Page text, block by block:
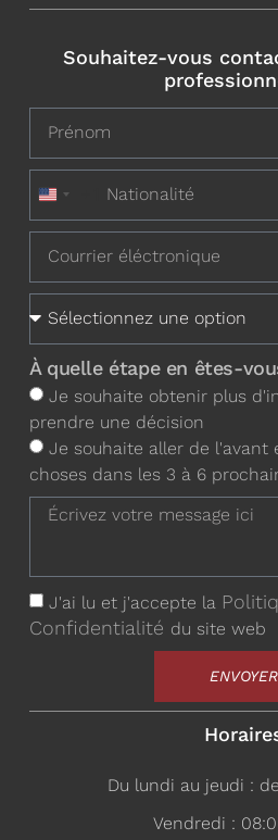
Souhaitez-vous
United States +1
À quelle étape en êtes-
Je souhaite obtenir plus
prendre une décision
Je souhaite aller de l'avant
choses dans les 3 à 6
J'ai lu et j'accepte la
Confidentialité du site web
ENVOYER
Du lundi au jeudi :
Vendredi :